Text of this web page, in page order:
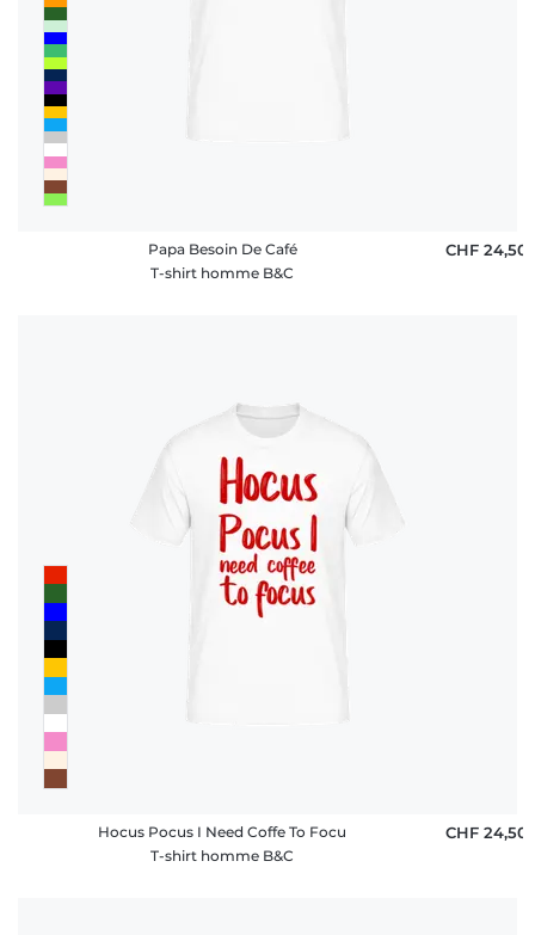
Papa Besoin De Café
T-shirt homme B&C
CHF 24,50
Hocus Pocus I Need Coffe To Focu
T-shirt homme B&C
CHF 24,50